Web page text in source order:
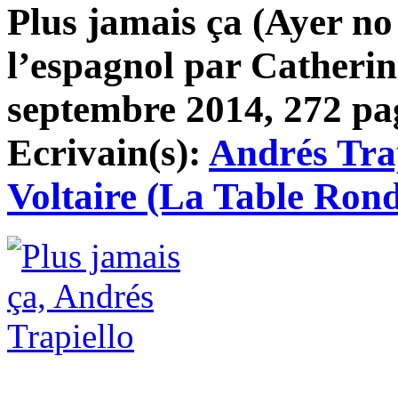
Plus jamais ça (Ayer
l’espagnol par
septembre 2014, 272
Ecrivain(s): Andrés
Voltaire (La Table